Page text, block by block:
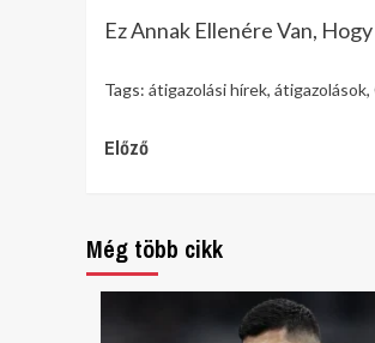
Ez Annak Ellenére Van,
Tags: átigazolási hírek, átigazolások,
Continue
Előző
Még több cikk